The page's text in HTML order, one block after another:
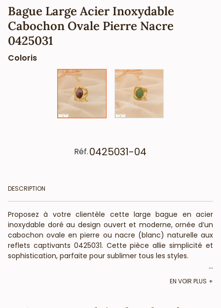
Bague Large Acier Inoxydable
Cabochon Ovale Pierre Nacre
0425031
Coloris
Réf.0425031-04
DESCRIPTION
Proposez à votre clientèle cette large bague en acier
inoxydable doré au design ouvert et moderne, ornée d’un
cabochon ovale en pierre ou nacre (blanc) naturelle aux
reflets captivants 0425031. Cette pièce allie simplicité et
sophistication, parfaite pour sublimer tous les styles.
offrant une brillance durable et une finition lisse.
...
EN VOIR PLUS